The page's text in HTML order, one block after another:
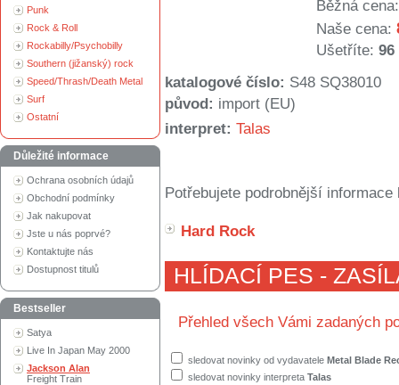
Punk
Rock & Roll
Rockabilly/Psychobilly
Southern (jižanský) rock
Speed/Thrash/Death Metal
Surf
Ostatní
Důležité informace
Ochrana osobních údajů
Obchodní podmínky
Jak nakupovat
Jste u nás poprvé?
Kontaktujte nás
Dostupnost titulů
Bestseller
Satya
Live In Japan May 2000
Jackson Alan
Freight Train
Běžná cena:
Naše cena:
Ušetříte: 96
katalogové číslo: S48 SQ38010
původ: import (EU)
interpret: Talas
Potřebujete podrobnější
Hard Rock
HLÍDACÍ PES -
Přehled všech Vámi zadaných
sledovat novinky od vydavatele Metal Blade
sledovat novinky interpreta Talas